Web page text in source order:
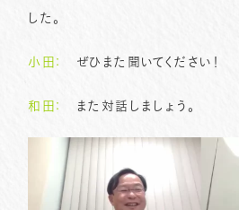
した。
小田： ぜひまた聞いてください！
和田： また対話しましょう。